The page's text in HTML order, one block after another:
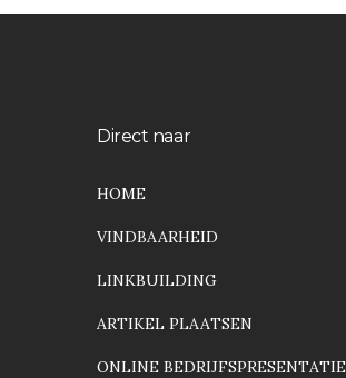
Direct naar
HOME
VINDBAARHEID
LINKBUILDING
ARTIKEL PLAATSEN
ONLINE BEDRIJFSPRESENTATIE